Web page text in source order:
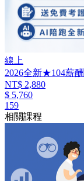
線上
2026全新★104薪
NT$ 2,880
$ 5,760
159
相關課程